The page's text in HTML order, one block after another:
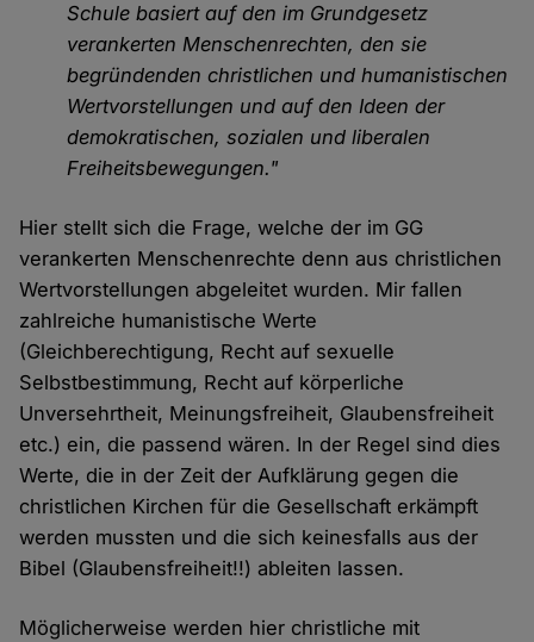
Schule basiert auf den im Grundgesetz
verankerten Menschenrechten, den sie
begründenden christlichen und humanistischen
Wertvorstellungen und auf den Ideen der
demokratischen, sozialen und liberalen
Freiheitsbewegungen."
Hier stellt sich die Frage, welche der im GG
verankerten Menschenrechte denn aus christlichen
Wertvorstellungen abgeleitet wurden. Mir fallen
zahlreiche humanistische Werte
(Gleichberechtigung, Recht auf sexuelle
Selbstbestimmung, Recht auf körperliche
Unversehrtheit, Meinungsfreiheit, Glaubensfreiheit
etc.) ein, die passend wären. In der Regel sind dies
Werte, die in der Zeit der Aufklärung gegen die
christlichen Kirchen für die Gesellschaft erkämpft
werden mussten und die sich keinesfalls aus der
Bibel (Glaubensfreiheit!!) ableiten lassen.
Möglicherweise werden hier christliche mit